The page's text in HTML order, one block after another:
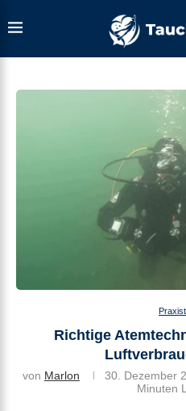
Richtige
von Marlon 30. Dezember
Minuten